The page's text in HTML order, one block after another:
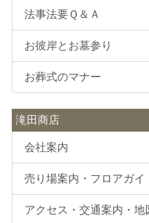
法事法要Ｑ＆Ａ
お彼岸とお墓参り
お葬式のマナー
滝田商店
会社案内
売り場案内・フロアガイ
アクセス・交通案内・地